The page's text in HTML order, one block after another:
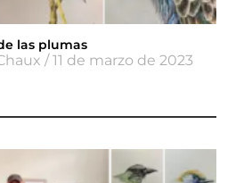
las plumas
11 de marzo de 2023